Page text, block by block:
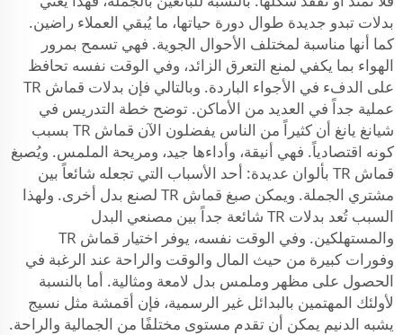
بدلات تبدو جديدة طوال دورة حياتها، ما يُبقي العملاء راضين.
كما أنها مناسبة لمختلف الأحوال الجوية. فهي تسمح بمرور
الهواء بما يكفي لمنع التعرق الزائد، وفي الوقت نفسه تحافظ
على الدفء في الأجواء الباردة. وبالتالي فإن بدلات قماش TR
عملية جداً في العديد من الأماكن. توضح خطة التدريس في
شيانغ يانغ أن كثيراً من الناس يفضلون الآن قماش TR بسبب
كونه اقتصادياً. فهي أنيقة، وأداءها جيد، ومريحة الملمس. ويُصبغ
قماش TR بألوان عديدة: أحد الأسباب التي تجعله شائعاً بين
مشتري الجملة. ويمكن صبغ قماش TR لصنع بدل أخرى. ولهذا
السبب تُعد بدلات TR شائعة جداً بين مصنعي البدل
والمستهلكين. وفي الوقت نفسه، يوفر اختيار قماش TR
وفورات كبيرة من حيث المال والوقت والراحة عند الرغبة في
الحصول على مظهر وملمس بدل لامعة ومثالية. أما بالنسبة
لأولئك المهتمين بالبدائل غير الرسمية، فإن أقمشة مثل نسيج
يشبه الدنيم يمكن أن تقدم مستوى مختلفًا من الجمالية والراحة.